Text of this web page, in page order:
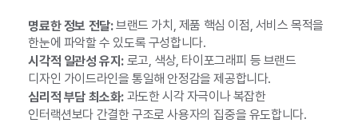
명료한 정보 전달:브랜드 가치, 제품 핵심 이점, 서비스 목적을
한눈에 파악할 수 있도록 구성합니다.
시각적 일관성 유지:로고, 색상, 타이포그래피 등 브랜드
디자인 가이드라인을 통일해 안정감을 제공합니다.
심리적 부담 최소화:과도한 시각 자극이나 복잡한
인터랙션보다 간결한 구조로 사용자의 집중을 유도합니다.